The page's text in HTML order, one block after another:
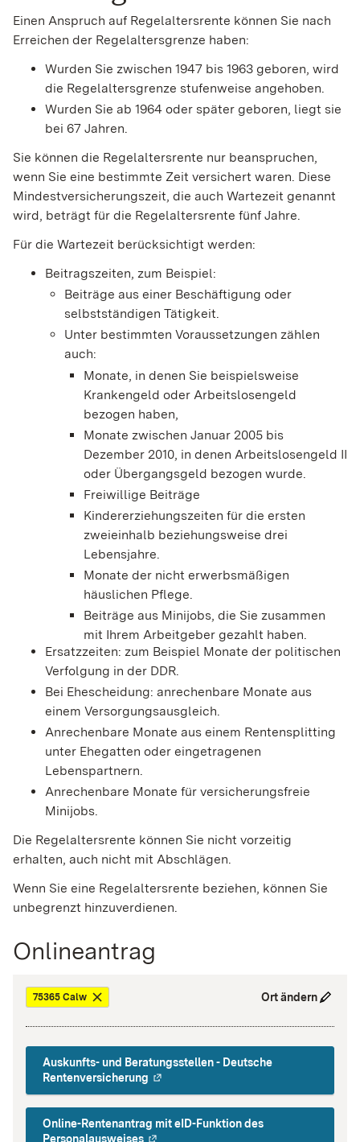
Einen Anspruch auf Regelaltersrente können Sie nach
Erreichen der Regelaltersgrenze haben:
Wurden Sie zwischen 1947 bis 1963 geboren, wird
die Regelaltersgrenze stufenweise angehoben.
Wurden Sie ab 1964 oder später geboren, liegt sie
bei 67 Jahren.
Sie können die Regelaltersrente nur beanspruchen,
wenn Sie eine bestimmte Zeit versichert waren. Diese
Mindestversicherungszeit, die auch Wartezeit genannt
wird, beträgt für die Regelaltersrente fünf Jahre.
Für die Wartezeit berücksichtigt werden:
Beitragszeiten, zum Beispiel:
Beiträge aus einer Beschäftigung oder
selbstständigen Tätigkeit.
Unter bestimmten Voraussetzungen zählen
auch:
Monate, in denen Sie beispielsweise
Krankengeld oder Arbeitslosengeld
bezogen haben,
Monate zwischen Januar 2005 bis
Dezember 2010, in denen Arbeitslosengeld II
oder Übergangsgeld bezogen wurde.
Freiwillige Beiträge
Kindererziehungszeiten für die ersten
zweieinhalb beziehungsweise drei
Lebensjahre.
Monate der nicht erwerbsmäßigen
häuslichen Pflege.
Beiträge aus Minijobs, die Sie zusammen
mit Ihrem Arbeitgeber gezahlt haben.
Ersatzzeiten: zum Beispiel Monate der politischen
Verfolgung in der DDR.
Bei Ehescheidung: anrechenbare Monate aus
einem Versorgungsausgleich.
Anrechenbare Monate aus einem Rentensplitting
unter Ehegatten oder eingetragenen
Lebenspartnern.
Anrechenbare Monate für versicherungsfreie
Minijobs.
Die Regelaltersrente können Sie nicht vorzeitig
erhalten, auch nicht mit Abschlägen.
Wenn Sie eine Regelaltersrente beziehen, können Sie
unbegrenzt hinzuverdienen.
Onlineantrag
75365 Calw Ort ändern
Auskunfts- und Beratungsstellen - Deutsche
Rentenversicherung
Online-Rentenantrag mit eID-Funktion des
Personalausweises